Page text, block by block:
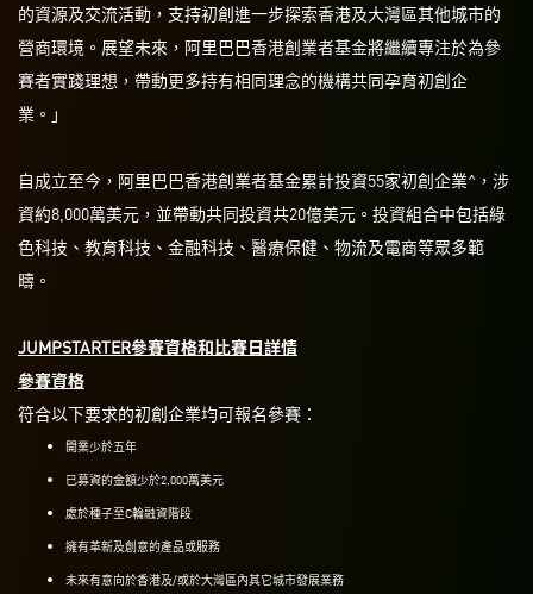
的資源及交流活動，支持初創進一步探索香港及大灣區其他城市的
營商環境。展望未來，阿里巴巴香港創業者基金將繼續專注於為參
賽者實踐理想，帶動更多持有相同理念的機構共同孕育初創企
業。」
自成立至今，阿里巴巴香港創業者基金累計投資55家初創企業^，涉
資約8,000萬美元，並帶動共同投資共20億美元。投資組合中包括綠
色科技、教育科技、金融科技、醫療保健、物流及電商等眾多範
疇。
JUMPSTARTER參賽資格和比賽日詳情
參賽資格
符合以下要求的初創企業均可報名參賽：
開業少於五年
已募資的金額少於2,000萬美元
處於種子至C輪融資階段
擁有革新及創意的產品或服務
未來有意向於香港及/或於大灣區內其它城市發展業務